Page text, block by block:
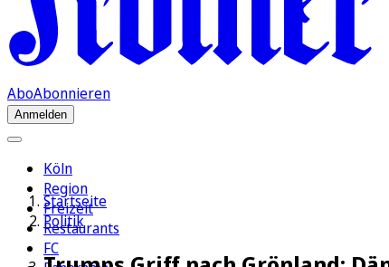
AboAbonnieren
Anmelden
Köln
Region
Freizeit
Restaurants
FC
Startseite
Politik